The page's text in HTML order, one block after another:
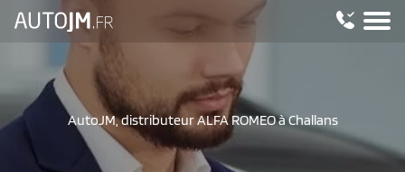
AutoJM, distributeur ALFA ROMEO à Challans